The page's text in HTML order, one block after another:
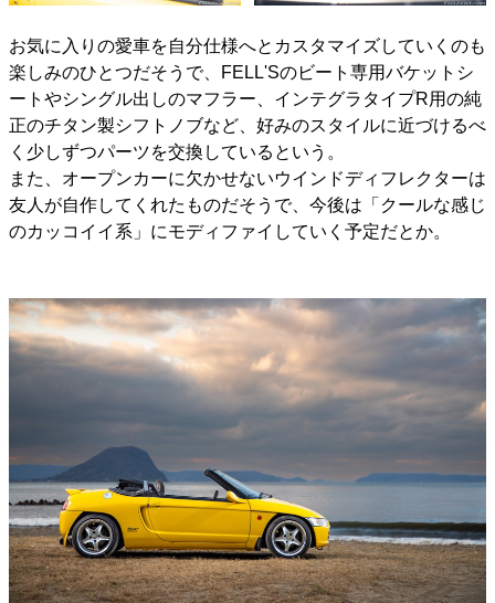
お気に入りの愛車を自分仕様へとカスタマイズしていくのも
楽しみのひとつだそうで、FELL'Sのビート専用バケットシ
ートやシングル出しのマフラー、インテグラタイプR用の純
正のチタン製シフトノブなど、好みのスタイルに近づけるべ
く少しずつパーツを交換しているという。
また、オープンカーに欠かせないウインドディフレクターは
友人が自作してくれたものだそうで、今後は「クールな感じ
のカッコイイ系」にモディファイしていく予定だとか。